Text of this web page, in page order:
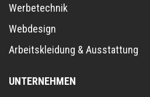
Werbetechnik
Webdesign
Arbeitskleidung & Ausstattung
UNTERNEHMEN